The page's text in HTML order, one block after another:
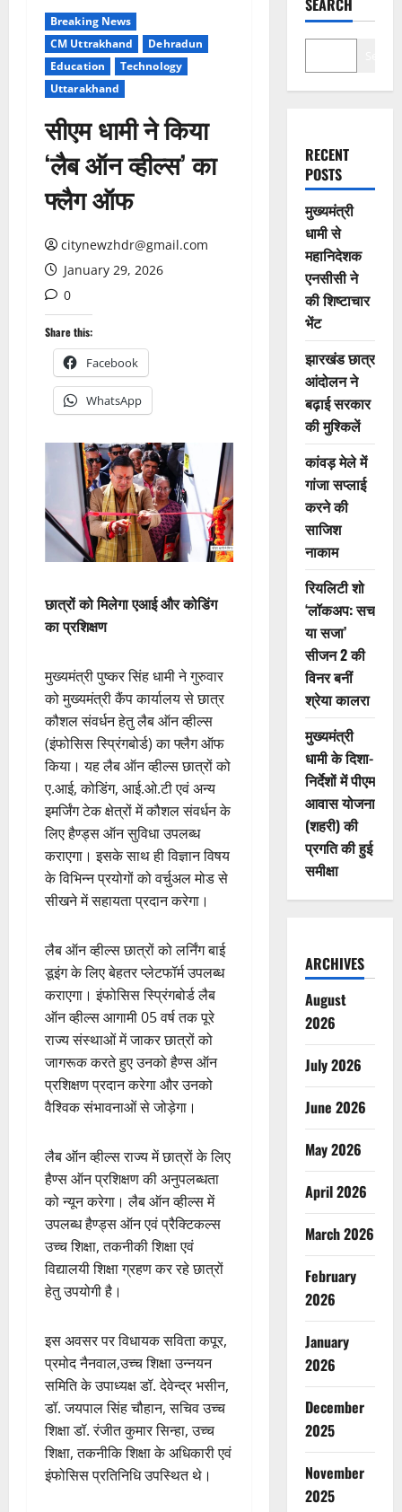
Breaking News
CM Uttrakhand
Dehradun
Education
Technology
Uttarakhand
सीएम धामी ने किया
‘लैब ऑन व्हील्स’ का
फ्लैग ऑफ
citynewzhdr@gmail.com
January 29, 2026
0
Share this:
Facebook
WhatsApp
छात्रों को मिलेगा एआई और कोडिंग
का प्रशिक्षण
मुख्यमंत्री पुष्कर सिंह धामी ने गुरुवार
को मुख्यमंत्री कैंप कार्यालय से छात्र
कौशल संवर्धन हेतु लैब ऑन व्हील्स
(इंफोसिस स्प्रिंगबोर्ड) का फ्लैग ऑफ
किया। यह लैब ऑन व्हील्स छात्रों को
ए.आई, कोडिंग, आई.ओ.टी एवं अन्य
इमर्जिंग टेक क्षेत्रों में कौशल संवर्धन के
लिए हैण्ड्स ऑन सुविधा उपलब्ध
कराएगा। इसके साथ ही विज्ञान विषय
के विभिन्न प्रयोगों को वर्चुअल मोड से
सीखने में सहायता प्रदान करेगा।
लैब ऑन व्हील्स छात्रों को लर्निंग बाई
डूइंग के लिए बेहतर प्लेटफॉर्म उपलब्ध
कराएगा। इंफोसिस स्प्रिंगबोर्ड लैब
ऑन व्हील्स आगामी 05 वर्ष तक पूरे
राज्य संस्थाओं में जाकर छात्रों को
जागरूक करते हुए उनको हैण्स ऑन
प्रशिक्षण प्रदान करेगा और उनको
वैश्विक संभावनाओं से जोड़ेगा।
लैब ऑन व्हील्स राज्य में छात्रों के लिए
हैण्स ऑन प्रशिक्षण की अनुपलब्धता
को न्यून करेगा। लैब ऑन व्हील्स में
उपलब्ध हैण्ड्स ऑन एवं प्रैक्टिकल्स
उच्च शिक्षा, तकनीकी शिक्षा एवं
विद्यालयी शिक्षा ग्रहण कर रहे छात्रों
हेतु उपयोगी है।
इस अवसर पर विधायक सविता कपूर,
प्रमोद नैनवाल,उच्च शिक्षा उन्नयन
समिति के उपाध्यक्ष डॉ. देवेन्द्र भसीन,
डॉ. जयपाल सिंह चौहान, सचिव उच्च
शिक्षा डॉ. रंजीत कुमार सिन्हा, उच्च
शिक्षा, तकनीकि शिक्षा के अधिकारी एवं
इंफोसिस प्रतिनिधि उपस्थित थे।
SEARCH
RECENT
POSTS
मुख्यमंत्री
धामी से
महानिदेशक
एनसीसी ने
की शिष्टाचार
भेंट
झारखंड छात्र
आंदोलन ने
बढ़ाई सरकार
की मुश्किलें
कांवड़ मेले में
गांजा सप्लाई
करने की
साजिश
नाकाम
रियलिटी शो
‘लॉकअप: सच
या सजा’
सीजन 2 की
विनर बनीं
श्रेया कालरा
मुख्यमंत्री
धामी के दिशा-
निर्देशों में पीएम
आवास योजना
(शहरी) की
प्रगति की हुई
समीक्षा
ARCHIVES
August
2026
July 2026
June 2026
May 2026
April 2026
March 2026
February
2026
January
2026
December
2025
November
2025